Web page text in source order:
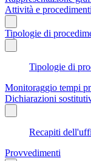
Attività e procedimenti
Tipologie di
Tipologie di
Monitoraggio tempi
Dichiarazioni
Recapiti
Provvedimenti